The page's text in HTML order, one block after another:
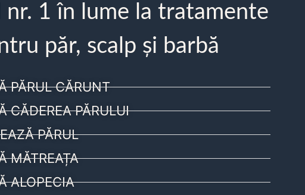
nr. 1 în lume la tratamente
păr, scalp și barbă
PĂRUL CĂRUNT
CĂDEREA PĂRULUI
PĂRUL
MĂTREAȚA
ALOPECIA